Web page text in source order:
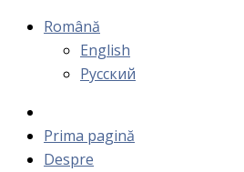
Română
English
Русский
Prima pagină
Despre